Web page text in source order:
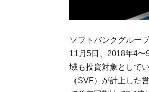
ソフトバンクグルー
11月5日、2018年4
域も投資対象として
（SVF）が計上した